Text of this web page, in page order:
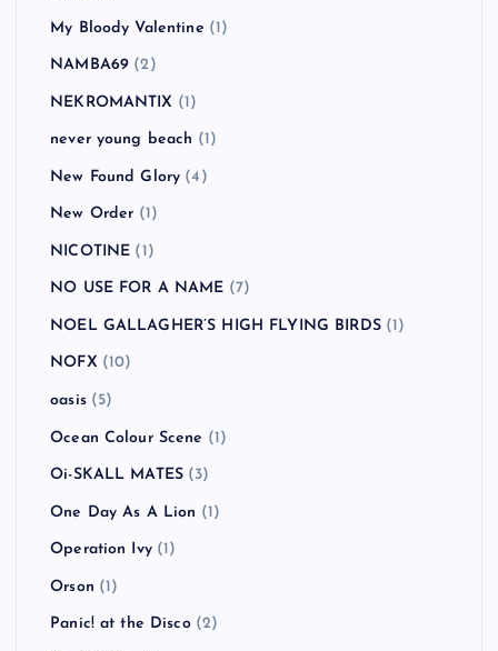
My Bloody Valentine (1)
NAMBA69 (2)
NEKROMANTIX (1)
never young beach (1)
New Found Glory (4)
New Order (1)
NICOTINE (1)
NO USE FOR A NAME (7)
NOEL GALLAGHER’S HIGH FLYING BIRDS(1)
NOFX (10)
oasis(5)
Ocean Colour Scene (1)
Oi-SKALL MATES (3)
One Day As A Lion (1)
Operation Ivy(1)
Orson (1)
Panic! at the Disco(2)